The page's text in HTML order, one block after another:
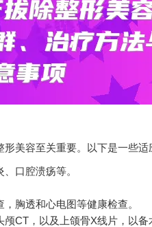
美容至关重要。以下是一些适
口腔溃疡等。
胸透和心电图等健康检查。
颅CT，以及上颌骨X线片，以备